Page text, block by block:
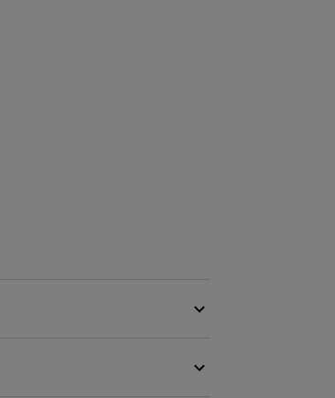
lekstunden. Pallen har ett